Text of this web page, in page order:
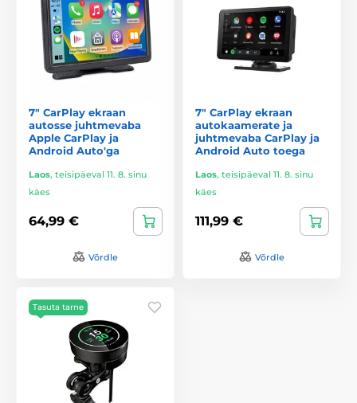
7" CarPlay ekraan
autosse juhtmevaba
Apple CarPlay ja
Android Auto'ga
Laos, teisipäeval 11. 8. sinu
käes
64,99 €
Võrdle
7" CarPlay ekraan
autokaamerate ja
juhtmevaba CarPlay ja
Android Auto toega
Laos, teisipäeval 11. 8. sinu
käes
111,99 €
Võrdle
Tasuta tarne